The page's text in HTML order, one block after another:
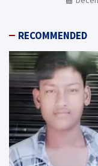
RECOMMENDED